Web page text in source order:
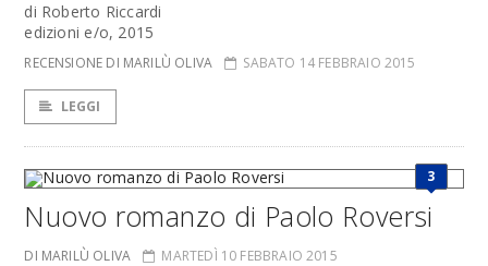
di Roberto Riccardi
edizioni e/o, 2015
RECENSIONE DI MARILÙ OLIVA SABATO 14 FEBBRAIO 2015
LEGGI
3
Nuovo romanzo di Paolo Roversi
DI MARILÙ OLIVA MARTEDÌ 10 FEBBRAIO 2015